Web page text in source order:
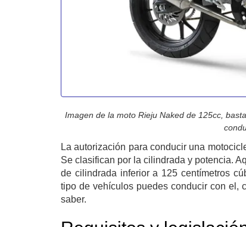
Imagen de la moto Rieju Naked de 125cc,
La autorización para conducir una
Se clasifican por la cilindrada y potencia.
de cilindrada inferior a 125 centímetros
tipo de vehículos puedes conducir con el,
saber.